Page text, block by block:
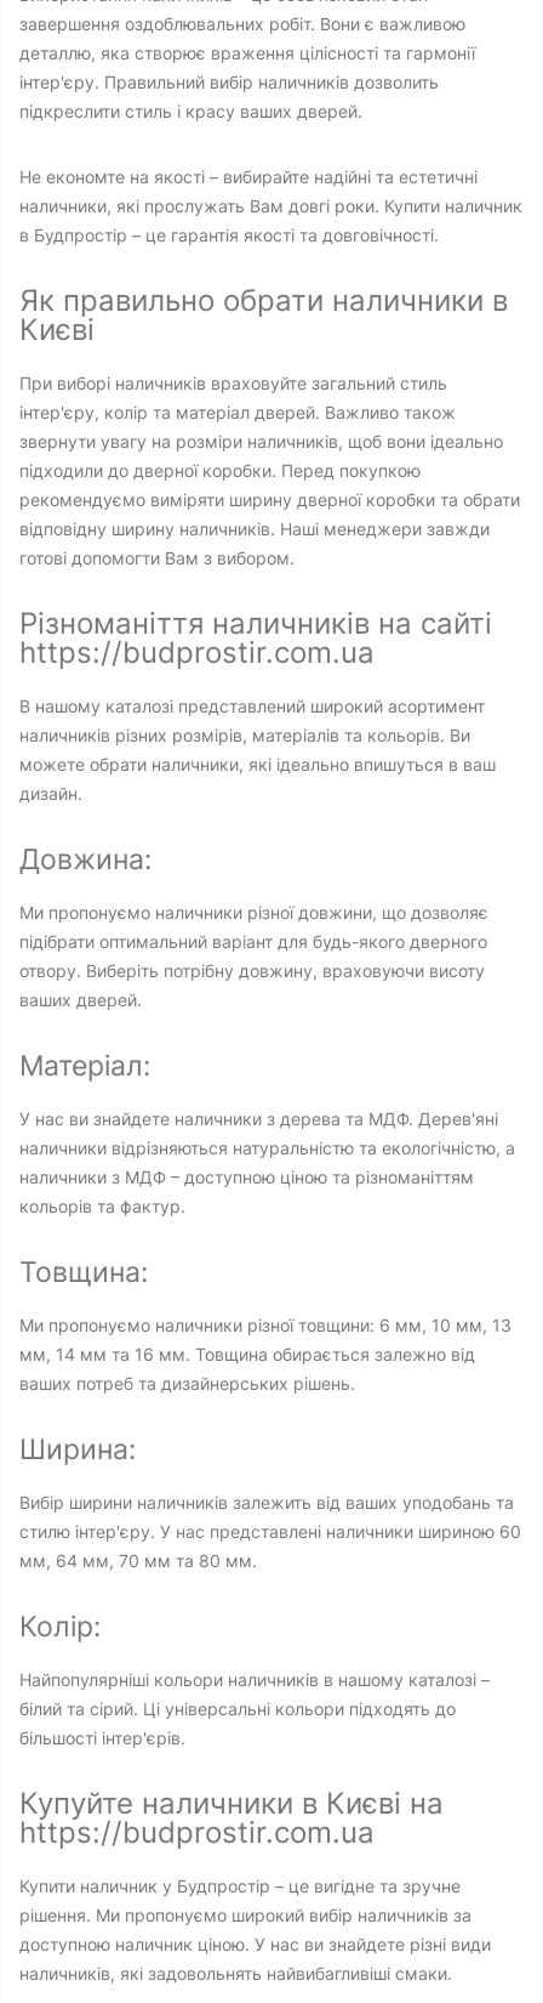
завершення оздоблювальних робіт. Вони є важливою
деталлю, яка створює враження цілісності та гармонії
інтер'єру. Правильний вибір наличників дозволить
підкреслити стиль і красу ваших дверей.
Не економте на якості – вибирайте надійні та естетичні
наличники, які прослужать Вам довгі роки. Купити наличник
в Будпростір – це гарантія якості та довговічності.
Як правильно обрати наличники в
Києві
При виборі наличників враховуйте загальний стиль
інтер'єру, колір та матеріал дверей. Важливо також
звернути увагу на розміри наличників, щоб вони ідеально
підходили до дверної коробки. Перед покупкою
рекомендуємо виміряти ширину дверної коробки та обрати
відповідну ширину наличників. Наші менеджери завжди
готові допомогти Вам з вибором.
Різноманіття наличників на сайті
https://budprostir.com.ua
В нашому каталозі представлений широкий асортимент
наличників різних розмірів, матеріалів та кольорів. Ви
можете обрати наличники, які ідеально впишуться в ваш
дизайн.
Довжина:
Ми пропонуємо наличники різної довжини, що дозволяє
підібрати оптимальний варіант для будь-якого дверного
отвору. Виберіть потрібну довжину, враховуючи висоту
ваших дверей.
Матеріал:
У нас ви знайдете наличники з дерева та МДФ. Дерев'яні
наличники відрізняються натуральністю та екологічністю, а
наличники з МДФ – доступною ціною та різноманіттям
кольорів та фактур.
Товщина:
Ми пропонуємо наличники різної товщини: 6 мм, 10 мм, 13
мм, 14 мм та 16 мм. Товщина обирається залежно від
ваших потреб та дизайнерських рішень.
Ширина:
Вибір ширини наличників залежить від ваших уподобань та
стилю інтер'єру. У нас представлені наличники шириною 60
мм, 64 мм, 70 мм та 80 мм.
Колір:
Найпопулярніші кольори наличників в нашому каталозі –
білий та сірий. Ці універсальні кольори підходять до
більшості інтер'єрів.
Купуйте наличники в Києві на
https://budprostir.com.ua
Купити наличник у Будпростір – це вигідне та зручне
рішення. Ми пропонуємо широкий вибір наличників за
доступною наличник ціною. У нас ви знайдете різні види
наличників, які задовольнять найвибагливіші смаки.